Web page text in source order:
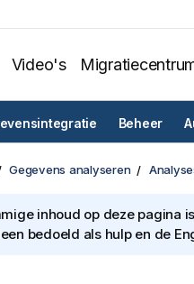
Video's
Beheer
Gegevens analyseren
inhoud op deze pagina
bedoeld als hulp en de